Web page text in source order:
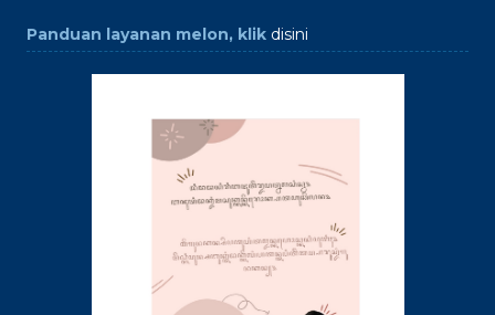
Panduan layanan melon, klik disini